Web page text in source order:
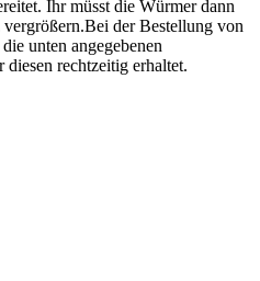
Ihr müsst die Würmer dann
der Bestellung von
unten angegebenen
rechtzeitig erhaltet.